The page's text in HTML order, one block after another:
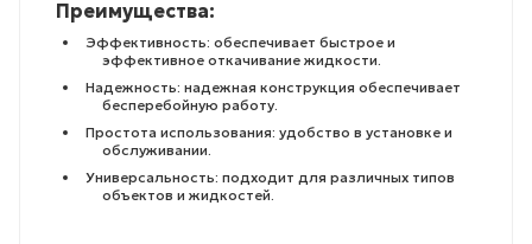
Преимущества:
Эффективность: обеспечивает быстрое и
эффективное откачивание жидкости.
Надежность: надежная конструкция обеспечивает
бесперебойную работу.
Простота использования: удобство в установке и
обслуживании.
Универсальность: подходит для различных типов
объектов и жидкостей.